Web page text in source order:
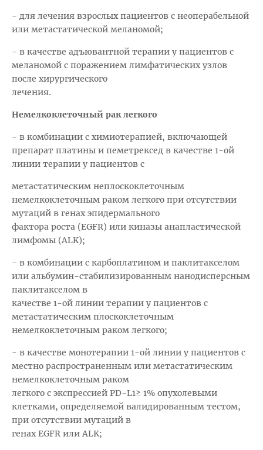
- для лечения взрослых пациентов с неоперабельной
или метастатической меланомой;
- в качестве адъювантной терапии у пациентов с
меланомой с поражением лимфатических узлов
после хирургического
лечения.
Немелкоклеточный рак легкого
- в комбинации с химиотерапией, включающей
препарат платины и пеметрексед в качестве 1-ой
линии терапии у пациентов с
метастатическим неплоскоклеточным
немелкоклеточным раком легкого при отсутствии
мутаций в генах эпидермального
фактора роста (EGFR) или киназы анапластической
лимфомы (ALK);
- в комбинации с карбоплатином и паклитакселом
или альбумин-стабилизированным нанодисперсным
паклитакселом в
качестве 1-ой линии терапии у пациентов с
метастатическим плоскоклеточным
немелкоклеточным раком легкого;
- в качестве монотерапии 1-ой линии у пациентов с
местно распространенным или метастатическим
немелкоклеточным раком
легкого с экспрессией PD-L1≥ 1% опухолевыми
клетками, определяемой валидированным тестом,
при отсутствии мутаций в
генах EGFR или ALK;